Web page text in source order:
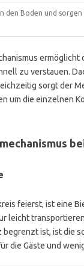
den Boden und
zu verstauen.
sorgt der
um die einzelnen
feierst, ist eine
leicht
begrenzt ist, ist die
die Gäste und